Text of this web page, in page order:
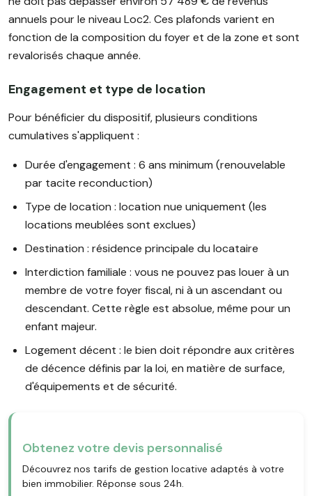
annuels pour le niveau Loc2. Ces plafonds varient en
fonction de la composition du foyer et de la zone et sont
revalorisés chaque année.
Engagement et type de location
Pour bénéficier du dispositif, plusieurs conditions
cumulatives s'appliquent :
Durée d'engagement : 6 ans minimum (renouvelable
par tacite reconduction)
Type de location : location nue uniquement (les
locations meublées sont exclues)
Destination : résidence principale du locataire
Interdiction familiale : vous ne pouvez pas louer à un
membre de votre foyer fiscal, ni à un ascendant ou
descendant. Cette règle est absolue, même pour un
enfant majeur.
Logement décent : le bien doit répondre aux critères
de décence définis par la loi, en matière de surface,
d'équipements et de sécurité.
Obtenez votre devis personnalisé
Découvrez nos tarifs de gestion locative adaptés à votre
bien immobilier. Réponse sous 24h.